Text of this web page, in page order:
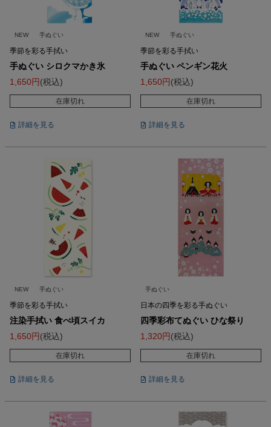
NEW 手ぬぐい
季節を彩る手拭い
手ぬぐい シロクマかき氷
1,650
税込
在庫切れ
詳細を見る
NEW 手ぬぐい
季節を彩る手拭い
手ぬぐい ペンギン花火
1,650
税込
在庫切れ
詳細を見る
NEW 手ぬぐい
季節を彩る手拭い
注染手拭い 食べ頃スイカ
1,650
税込
在庫切れ
詳細を見る
手ぬぐい
日本の四季を彩る手ぬぐい
四季彩布てぬぐい ひな祭り
1,320
税込
在庫切れ
詳細を見る